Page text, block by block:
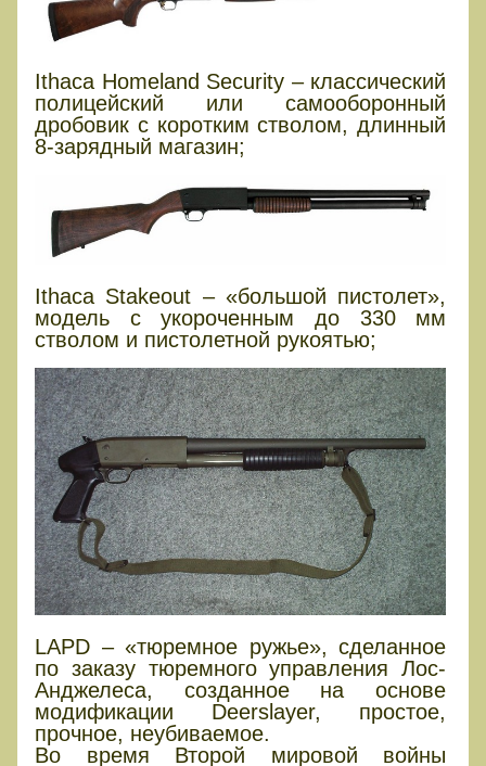
Ithaca Homeland Security – классический
полицейский или самооборонный
дробовик с коротким стволом, длинный
8-зарядный магазин;
Ithaca Stakeout – «большой пистолет»,
модель с укороченным до 330 мм
стволом и пистолетной рукоятью;
LAPD – «тюремное ружье», сделанное
по заказу тюремного управления Лос-
Анджелеса, созданное на основе
модификации Deerslayer, простое,
прочное, неубиваемое.
Во время Второй мировой войны